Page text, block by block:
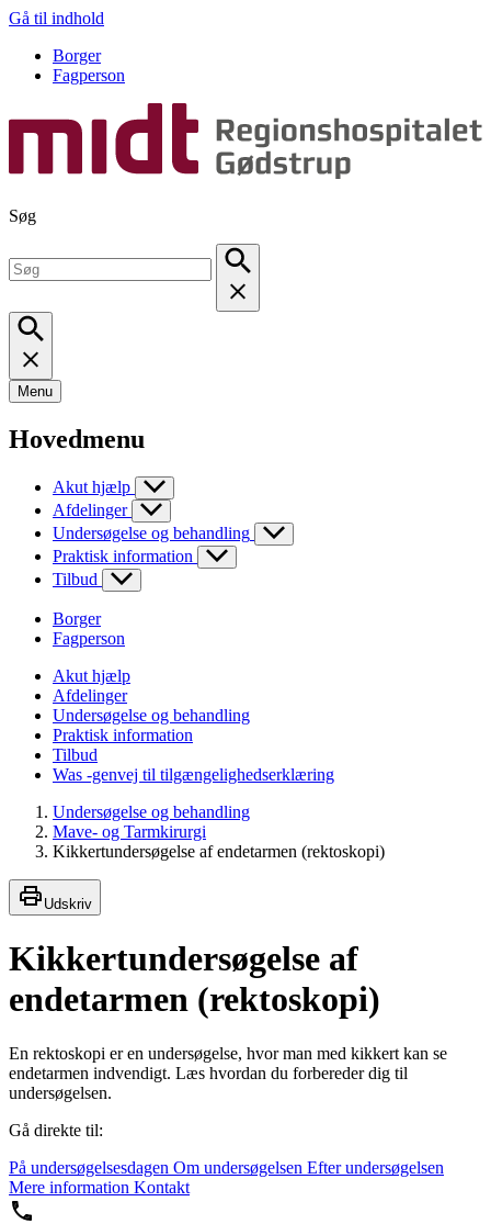
Gå til indhold
Borger
Fagperson
Søg
Menu
Hovedmenu
Akut hjælp
Afdelinger
Undersøgelse og behandling
Praktisk information
Tilbud
Borger
Fagperson
Akut hjælp
Afdelinger
Undersøgelse og behandling
Praktisk information
Tilbud
Was -genvej til tilgængelighedserklæring
Undersøgelse og behandling
Mave- og Tarmkirurgi
Kikkertundersøgelse af endetarmen (rektoskopi)
Udskriv
Kikkertundersøgelse af
endetarmen (rektoskopi)
En rektoskopi er en undersøgelse, hvor man med kikkert kan se
endetarmen indvendigt. Læs hvordan du forbereder dig til
undersøgelsen.
Gå direkte til:
På undersøgelsesdagen Om undersøgelsen Efter undersøgelsen
Mere information Kontakt